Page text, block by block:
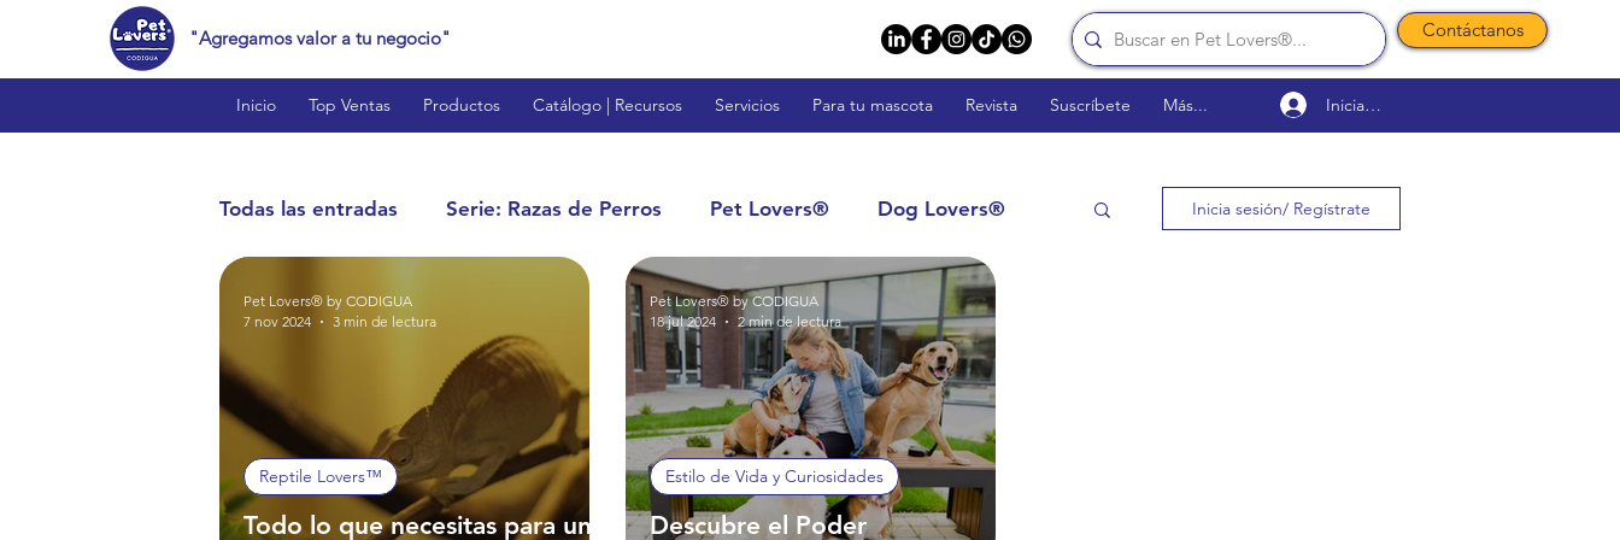
"Agregamos valor a tu negocio" Contáctanos
Inicio Top Ventas Productos Catálogo | Recursos Servicios Para tu mascota Revista Suscríbete Más... Iniciar sesión
Todas las entradas Serie: Razas de Perros Pet Lovers® Dog Lovers®
Cat Lovers™ Fish Lovers™ Rodent Lovers™
Reptile Lovers™ Productos: Calidad y Confianza Impulsa tu Negocio
Estilo de Vida y Curiosidades Veterinarios y Profesionales
Inicia sesión/ Regístrate
Todo lo que necesitas para un
Reptile Lovers™
Pet Lovers® by CODIGUA
7 nov 2024
3 min de lectura
Descubre el Poder
Estilo de Vida y Curiosidades
Pet Lovers® by CODIGUA
18 jul 2024
2 min de lectura